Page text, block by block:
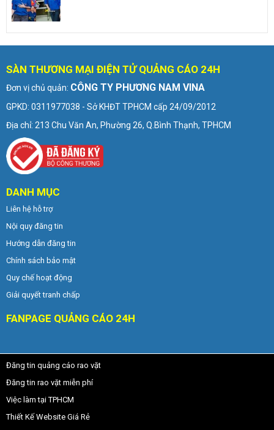
SÀN THƯƠNG MẠI ĐIỆN TỬ QUẢNG CÁO 24H
Đơn vị chủ quản: CÔNG TY PHƯƠNG NAM VINA
GPKD: 0311977038 - Sở KHĐT TPHCM cấp 24/09/2012
Địa chỉ: 213 Chu Văn An, Phường 26, Q.Bình Thạnh, TPHCM
DANH MỤC
Liên hệ hỗ trợ
Nội quy đăng tin
Hướng dẫn đăng tin
Chính sách bảo mật
Quy chế hoạt động
Giải quyết tranh chấp
FANPAGE QUẢNG CÁO 24H
Đăng tin quảng cáo rao vặt
Đăng tin rao vặt miễn phí
Việc làm tại TPHCM
Thiết Kế Website Giá Rẻ